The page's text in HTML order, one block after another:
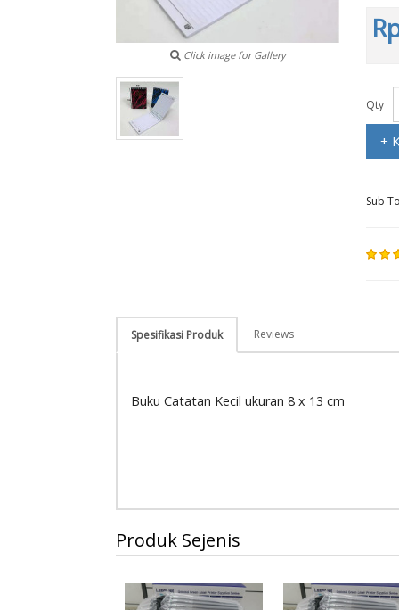
Click image for Gallery
Qty
+
Sub
Spesifikasi Produk Reviews
Buku Catatan Kecil ukuran 8 x 13 cm
Produk Sejenis